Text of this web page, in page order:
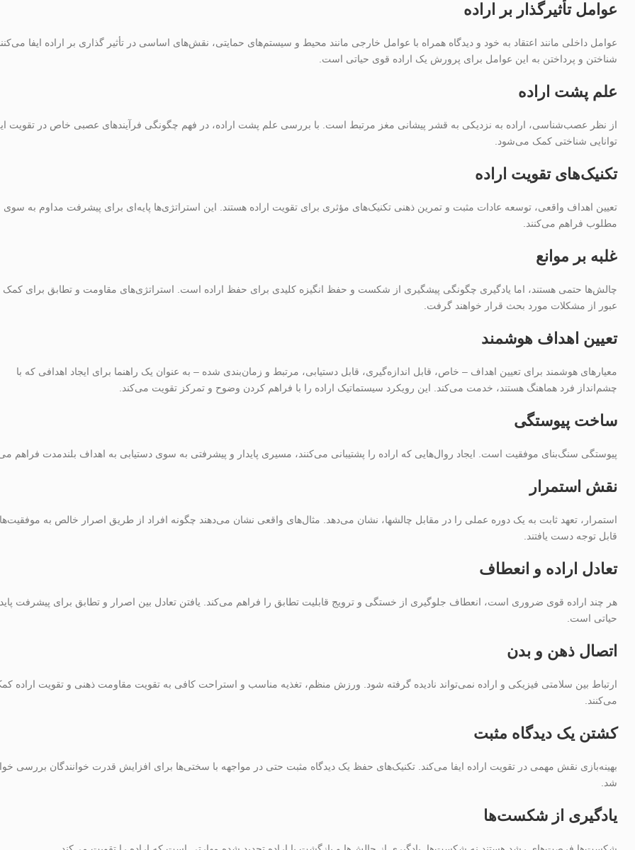
عوامل تأثیرگذار بر اراده
عوامل داخلی مانند اعتقاد به خود و دیدگاه همراه با عوامل خارجی مانند محیط و سیستم‌های حمایتی، نقش‌های اساسی در تأثیر گذاری بر اراده ایفا
شناختن و پرداختن به این عوامل برای پرورش یک اراده قوی حیاتی است.
علم پشت اراده
از نظر عصب‌شناسی، اراده به نزدیکی به قشر پیشانی مغز مرتبط است. با بررسی علم پشت اراده، در فهم چگونگی فرآیندهای عصبی خاص در تقویت
توانایی شناختی کمک می‌شود.
تکنیک‌های تقویت اراده
تعیین اهداف واقعی، توسعه عادات مثبت و تمرین ذهنی تکنیک‌های مؤثری برای تقویت اراده هستند. این استراتژی‌ها پایه‌ای برای پیشرفت مداوم به سوی
مطلوب فراهم می‌کنند.
غلبه بر موانع
چالش‌ها حتمی هستند، اما یادگیری چگونگی پیشگیری از شکست و حفظ انگیزه کلیدی برای حفظ اراده است. استراتژی‌های مقاومت و تطابق برای کمک
عبور از مشکلات مورد بحث قرار خواهند گرفت.
تعیین اهداف هوشمند
معیارهای هوشمند برای تعیین اهداف – خاص، قابل اندازه‌گیری، قابل دستیابی، مرتبط و زمان‌بندی شده – به عنوان یک راهنما برای ایجاد اهدافی که با
چشم‌انداز فرد هماهنگ هستند، خدمت می‌کند. این رویکرد سیستماتیک اراده را با فراهم کردن وضوح و تمرکز تقویت می‌کند.
ساخت پیوستگی
پیوستگی سنگ‌بنای موفقیت است. ایجاد روال‌هایی که اراده را پشتیبانی می‌کنند، مسیری پایدار و پیشرفتی به سوی دستیابی به اهداف بلندمدت فراهم
نقش استمرار
استمرار، تعهد ثابت به یک دوره عملی را در مقابل چالشها، نشان می‌دهد. مثال‌های واقعی نشان می‌دهند چگونه افراد از طریق اصرار خالص به
قابل توجه دست یافتند.
تعادل اراده و انعطاف
هر چند اراده قوی ضروری است، انعطاف جلوگیری از خستگی و ترویج قابلیت تطابق را فراهم می‌کند. یافتن تعادل بین اصرار و تطابق برای پیشرفت
حیاتی است.
اتصال ذهن و بدن
ارتباط بین سلامتی فیزیکی و اراده نمی‌تواند نادیده گرفته شود. ورزش منظم، تغذیه مناسب و استراحت کافی به تقویت مقاومت ذهنی و تقویت اراده
می‌کنند.
کشتن یک دیدگاه مثبت
بهینه‌بازی نقش مهمی در تقویت اراده ایفا می‌کند. تکنیک‌های حفظ یک دیدگاه مثبت حتی در مواجهه با سختی‌ها برای افزایش قدرت خوانندگان بررسی
شد.
یادگیری از شکست‌ها